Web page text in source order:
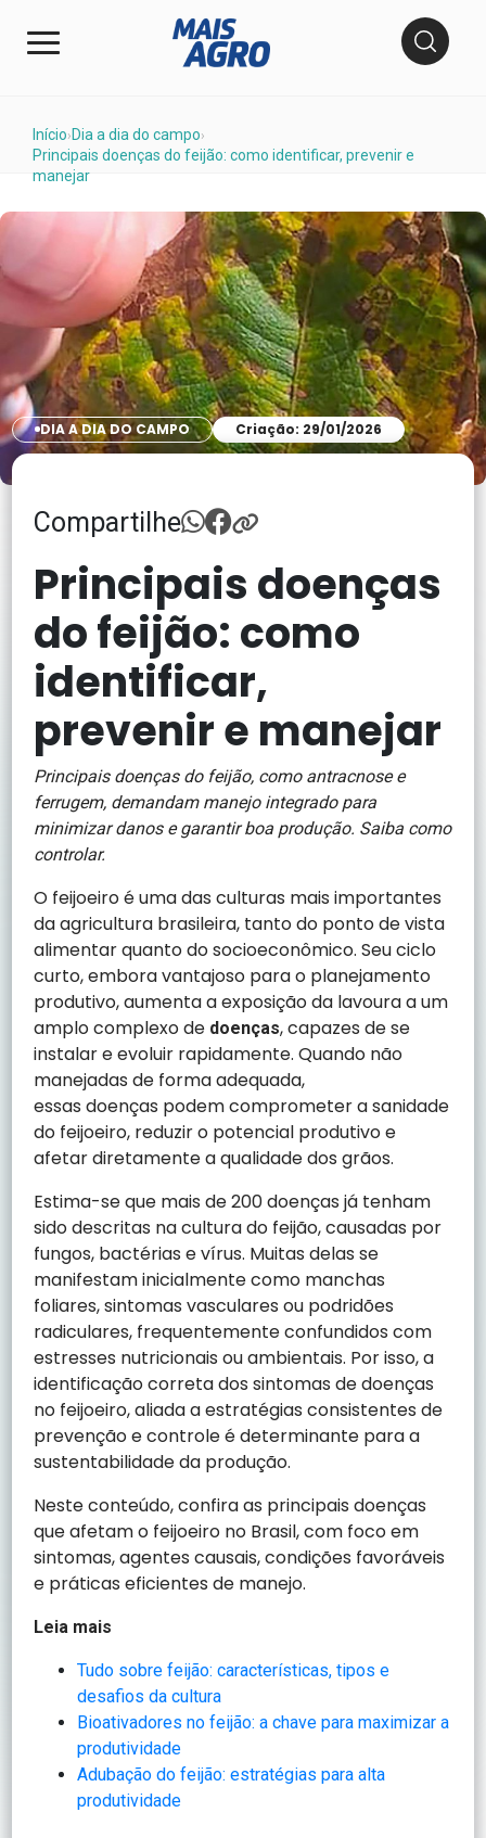
Início› Dia a dia do campo›
Principais doenças do feijão: como identificar, prevenir e
manejar
DIA A DIA DO CAMPO Criação: 29/01/2026
Compartilhe
Principais doenças
do feijão: como
identificar,
prevenir e manejar
Principais doenças do feijão, como antracnose e
ferrugem, demandam manejo integrado para
minimizar danos e garantir boa produção. Saiba como
controlar.
O feijoeiro é uma das culturas mais importantes
da agricultura brasileira, tanto do ponto de vista
alimentar quanto do socioeconômico. Seu ciclo
curto, embora vantajoso para o planejamento
produtivo, aumenta a exposição da lavoura a um
amplo complexo de doenças, capazes de se
instalar e evoluir rapidamente. Quando não
manejadas de forma adequada,
essas doenças podem comprometer a sanidade
do feijoeiro, reduzir o potencial produtivo e
afetar diretamente a qualidade dos grãos.
Estima-se que mais de 200 doenças já tenham
sido descritas na cultura do feijão, causadas por
fungos, bactérias e vírus. Muitas delas se
manifestam inicialmente como manchas
foliares, sintomas vasculares ou podridões
radiculares, frequentemente confundidos com
estresses nutricionais ou ambientais. Por isso, a
identificação correta dos sintomas de doenças
no feijoeiro, aliada a estratégias consistentes de
prevenção e controle é determinante para a
sustentabilidade da produção.
Neste conteúdo, confira as principais doenças
que afetam o feijoeiro no Brasil, com foco em
sintomas, agentes causais, condições favoráveis
e práticas eficientes de manejo.
Leia mais
Tudo sobre feijão: características, tipos e
desafios da cultura
Bioativadores no feijão: a chave para maximizar a
produtividade
Adubação do feijão: estratégias para alta
produtividade